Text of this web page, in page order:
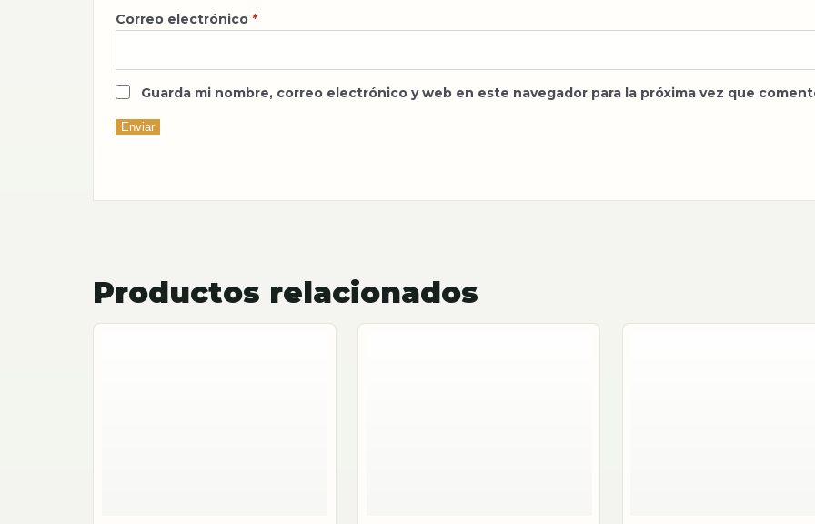
Correo electrónico *
Guarda mi nombre, correo electrónico y web en este navegador para la próxima vez que
Productos relacionados